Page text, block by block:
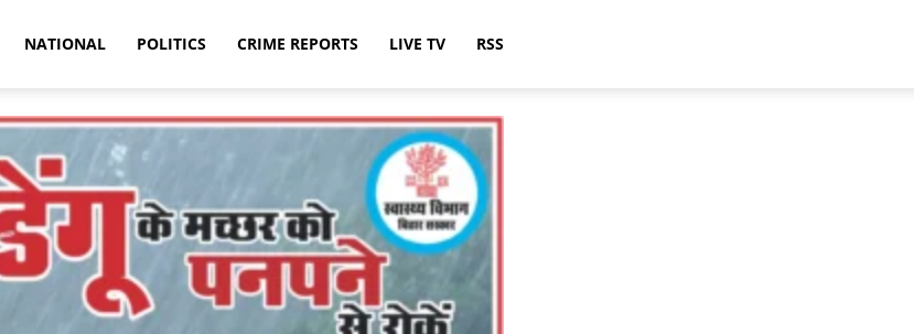
NATIONAL POLITICS CRIME REPORTS LIVE TV RSS